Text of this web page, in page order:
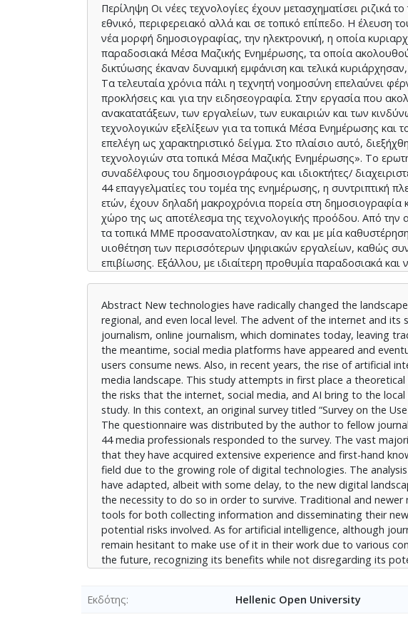
Περίληψη Οι νέες τεχνολογίες έχουν μετασχηματίσει ριζικά
εθνικό, περιφερειακό αλλά και σε τοπικό επίπεδο. Η έλευση
νέα μορφή δημοσιογραφίας, την ηλεκτρονική, η οποία
παραδοσιακά Μέσα Μαζικής Ενημέρωσης, τα οποία
δικτύωσης έκαναν δυναμική εμφάνιση και τελικά
Τα τελευταία χρόνια πάλι η τεχνητή νοημοσύνη επελαύνει
προκλήσεις και για την ειδησεογραφία. Στην εργασία που
ανακατατάξεων, των εργαλείων, των ευκαιριών και των
τεχνολογικών εξελίξεων για τα τοπικά Μέσα Ενημέρωσης
επελέγη ως χαρακτηριστικό δείγμα. Στο πλαίσιο αυτό,
τεχνολογιών στα τοπικά Μέσα Μαζικής Ενημέρωσης». Το
συναδέλφους του δημοσιογράφους και ιδιοκτήτες/
44 επαγγελματίες του τομέα της ενημέρωσης, η συντριπτική
ετών, έχουν δηλαδή μακροχρόνια πορεία στη
χώρο της ως αποτέλεσμα της τεχνολογικής προόδου. Από
τα τοπικά ΜΜΕ προσανατολίστηκαν, αν και με μία
υιοθέτηση των περισσότερων ψηφιακών εργαλείων, καθώς
επιβίωσης. Εξάλλου, με ιδιαίτερη προθυμία παραδοσιακά
Όσον αφορά στην τεχνητή νοημοσύνη, παρόλο που
τοπικοί επαγγελματίες της ενημέρωσης διστάζουν να την
λόγους. Ωστόσο, οι περισσότεροι δηλώνουν πρόθυμοι να το
όμως να παραβλέπουν τους πιθανούς κινδύνους και τις
Abstract New technologies have radically changed the
regional, and even local level. The advent of the internet and
journalism, online journalism, which dominates today, leaving
the meantime, social media platforms have appeared and
users consume news. Also, in recent years, the rise of artificial
media landscape. This study attempts in first place a
the risks that the internet, social media, and AI bring to the
study. In this context, an original survey titled “Survey on the
The questionnaire was distributed by the author to fellow
44 media professionals responded to the survey. The vast
that they have acquired extensive experience and first-hand
field due to the growing role of digital technologies. The
have adapted, albeit with some delay, to the new digital
the necessity to do so in order to survive. Traditional and newer
tools for both collecting information and disseminating their
potential risks involved. As for artificial intelligence, although
remain hesitant to make use of it in their work due to various
the future, recognizing its benefits while not disregarding its
Εκδότης
Hellenic Open University